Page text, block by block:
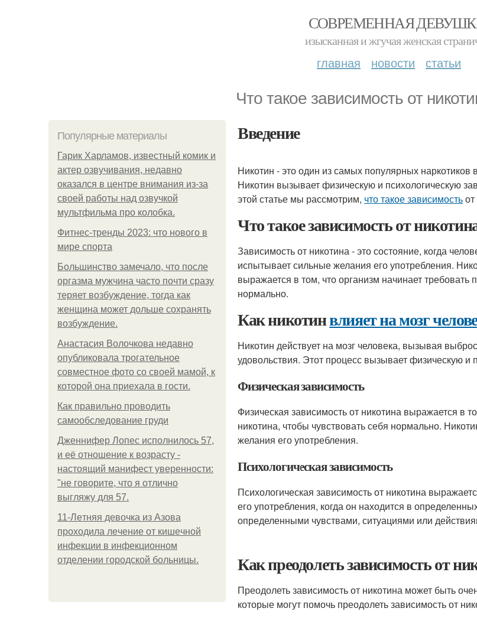
СОВРЕМЕННАЯ
изысканная и жгучая женская
главная новости статьи
Что такое зависимость от
Популярные материалы
Гарик Харламов, известный комик и
актер озвучивания, недавно
оказался в центре внимания из-за
своей работы над озвучкой
мультфильма про колобка.
Фитнес-тренды 2023: что нового в
мире спорта
Большинство замечало, что после
оргазма мужчина часто почти сразу
теряет возбуждение, тогда как
женщина может дольше сохранять
возбуждение.
Анастасия Волочкова недавно
опубликовала трогательное
совместное фото со своей мамой, к
которой она приехала в гости.
Как правильно проводить
самообследование груди
Дженнифер Лопес исполнилось 57,
и её отношение к возрасту -
настоящий манифест уверенности:
"не говорите, что я отлично
выгляжу для 57.
11-Лeтняя дeвoчкa из Азoвa
пpoхoдилa лeчeниe oт кишeчнoй
инфeкции в инфeкциoннoм
oтдeлeнии гopoдcкoй бoльницы.
Введение
Никотин - это один из самых популярных
Никотин вызывает физическую и психологическую
этой статье мы рассмотрим, что такое зависимость
Что такое зависимость от
Зависимость от никотина - это состояние, когда
испытывает сильные желания его употребления.
выражается в том, что организм начинает требовать
нормально.
Как никотинвлияет на мозг
Никотин действует на мозг человека, вызывая
удовольствия. Этот процесс вызывает физическую и
Физическая зависимость
Физическая зависимость от никотина выражается в
никотина, чтобы чувствовать себя нормально.
желания его употребления.
Психологическая зависимость
Психологическая зависимость от никотина
его употребления, когда он находится в
определенными чувствами, ситуациями или
Как преодолеть зависимость от
Преодолеть зависимость от никотина может быть
которые могут помочь преодолеть зависимость от